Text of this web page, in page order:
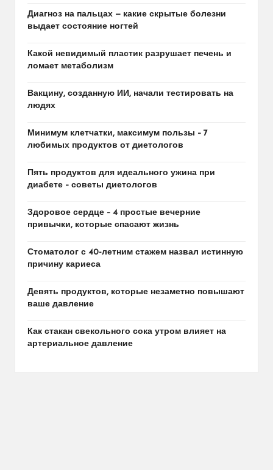
Диагноз на пальцах — какие скрытые болезни
выдает состояние ногтей
Какой невидимый пластик разрушает печень и
ломает метаболизм
Вакцину, созданную ИИ, начали тестировать на
людях
Минимум клетчатки, максимум пользы – 7
любимых продуктов от диетологов
Пять продуктов для идеального ужина при
диабете – советы диетологов
Здоровое сердце – 4 простые вечерние
привычки, которые спасают жизнь
Стоматолог с 40-летним стажем назвал истинную
причину кариеса
Девять продуктов, которые незаметно повышают
ваше давление
Как стакан свекольного сока утром влияет на
артериальное давление